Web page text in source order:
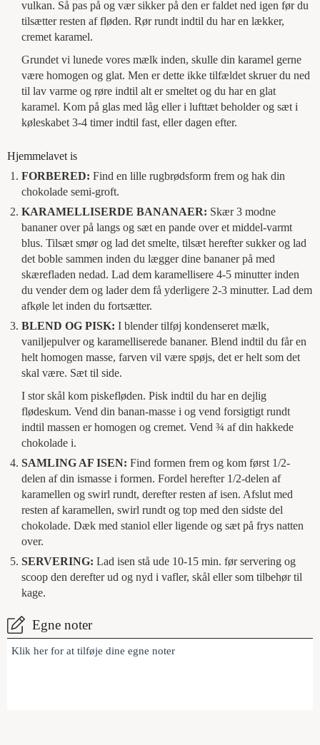
vulkan. Så pas på og vær sikker på den er faldet ned igen før du
tilsætter resten af fløden. Rør rundt indtil du har en lækker,
cremet karamel.
Grundet vi lunede vores mælk inden, skulle din karamel gerne
være homogen og glat. Men er dette ikke tilfældet skruer du ned
til lav varme og røre indtil alt er smeltet og du har en glat
karamel. Kom på glas med låg eller i lufttæt beholder og sæt i
køleskabet 3-4 timer indtil fast, eller dagen efter.
Hjemmelavet is
FORBERED: Find en lille rugbrødsform frem og hak din
chokolade semi-groft.
KARAMELLISERDE BANANAER: Skær 3 modne
bananer over på langs og sæt en pande over et middel-varmt
blus. Tilsæt smør og lad det smelte, tilsæt herefter sukker og lad
det boble sammen inden du lægger dine bananer på med
skærefladen nedad. Lad dem karamellisere 4-5 minutter inden
du vender dem og lader dem få yderligere 2-3 minutter. Lad dem
afkøle let inden du fortsætter.
BLEND OG PISK: I blender tilføj kondenseret mælk,
vaniljepulver og karamelliserede bananer. Blend indtil du får en
helt homogen masse, farven vil være spøjs, det er helt som det
skal være. Sæt til side.
I stor skål kom piskefløden. Pisk indtil du har en dejlig
flødeskum. Vend din banan-masse i og vend forsigtigt rundt
indtil massen er homogen og cremet. Vend ¾ af din hakkede
chokolade i.
SAMLING AF ISEN: Find formen frem og kom først 1/2-
delen af din ismasse i formen. Fordel herefter 1/2-delen af
karamellen og swirl rundt, derefter resten af isen. Afslut med
resten af karamellen, swirl rundt og top med den sidste del
chokolade. Dæk med staniol eller ligende og sæt på frys natten
over.
SERVERING: Lad isen stå ude 10-15 min. før servering og
scoop den derefter ud og nyd i vafler, skål eller som tilbehør til
kage.
Egne noter
Klik her for at tilføje dine egne noter